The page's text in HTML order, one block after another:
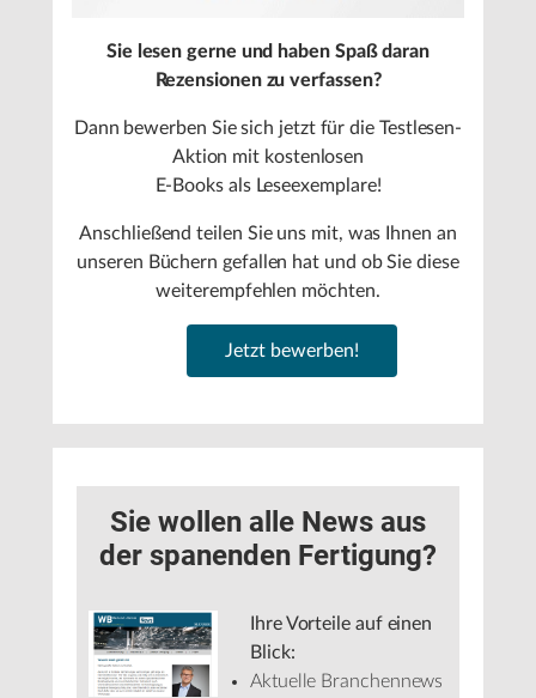
Sie lesen gerne und haben Spaß daran
Rezensionen zu verfassen?
Dann bewerben Sie sich jetzt für die Testlesen-
Aktion mit kostenlosen
E-Books als Leseexemplare!
Anschließend teilen Sie uns mit, was Ihnen an
unseren Büchern gefallen hat und ob Sie diese
weiterempfehlen möchten.
Jetzt bewerben!
Sie wollen alle News aus
der spanenden Fertigung?
Ihre Vorteile auf einen
Blick:
Aktuelle Branchennews